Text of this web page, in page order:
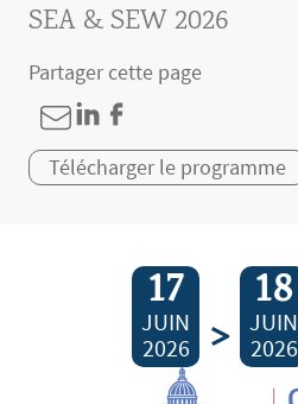
SEA & SEW 2026
Partager cette page
Télécharger le programme
17
JUIN
2026
>
18
JUIN
2026